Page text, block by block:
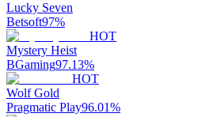
Lucky Seven
Betsoft97%
HOT
Mystery Heist
BGaming97.13%
HOT
Wolf Gold
Pragmatic Play96.01%